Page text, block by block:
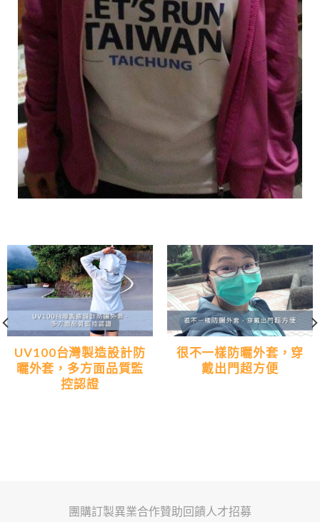
UV100台灣製造設計防
曬外套，多方面品質監
控認證
很不一樣防曬外套，穿
戴出門超方便
團購訂製異業合作贊助回饋人才招募